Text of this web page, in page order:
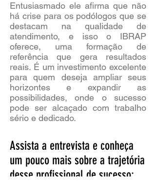
Entusiasmado ele afirma que não
há crise para os podólogos que se
destacam na qualidade de
atendimento, e isso o IBRAP
oferece, uma formação de
referência que gera resultados
reais. É um investimento excelente
para quem deseja ampliar seus
horizontes e expandir as
possibilidades, onde o sucesso
pode ser alcaçado com trabalho
sério e dedicado.
Assista a entrevista e conheça
um pouco mais sobre a trajetória
desse profissional de sucesso: